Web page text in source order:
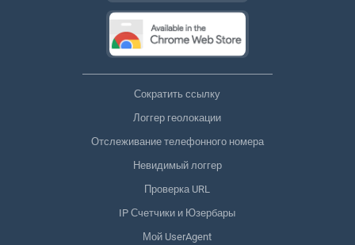
Сократить ссылку
Логгер геолокации
Отслеживание телефонного номера
Невидимый логгер
Проверка URL
IP Счетчики и Юзербары
Мой UserAgent